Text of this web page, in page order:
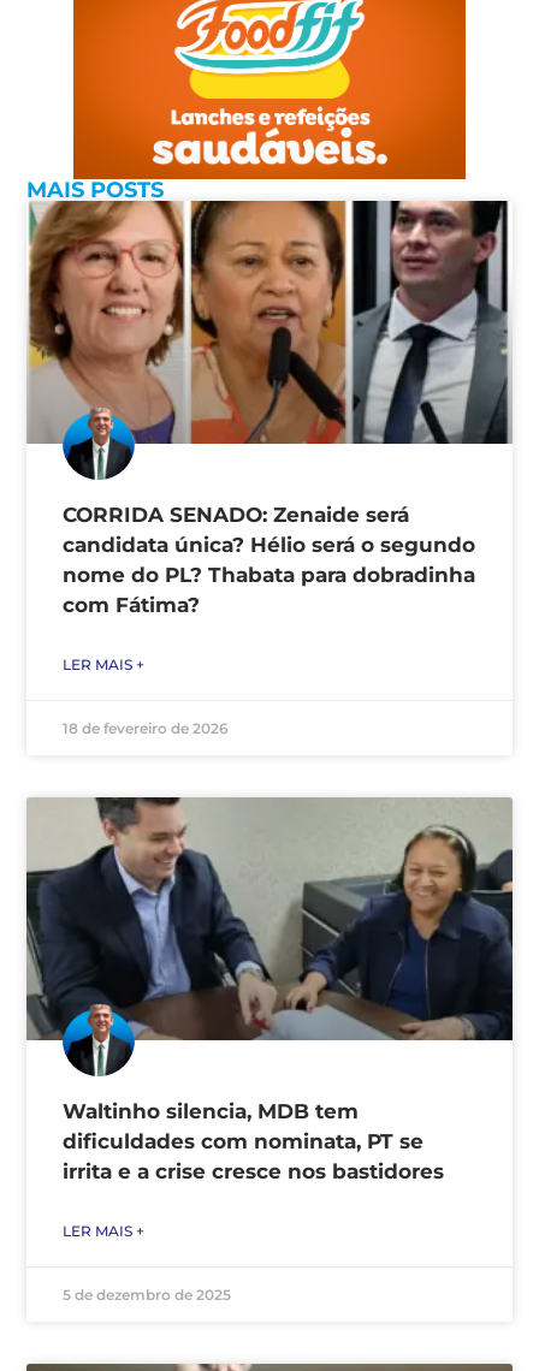
MAIS POSTS
CORRIDA SENADO: Zenaide será
candidata única? Hélio será o segundo
nome do PL? Thabata para dobradinha
com Fátima?
LER MAIS +
18 de fevereiro de 2026
Waltinho silencia, MDB tem
dificuldades com nominata, PT se
irrita e a crise cresce nos bastidores
LER MAIS +
5 de dezembro de 2025